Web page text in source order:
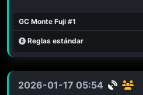
GC Monte Fuji #1
Reglas estándar
2026-01-17 05:54